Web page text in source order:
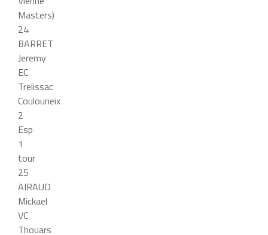
Masters)
24
BARRET
Jeremy
EC
Trelissac
Coulouneix
2
Esp
1
tour
25
AIRAUD
Mickael
VC
Thouars